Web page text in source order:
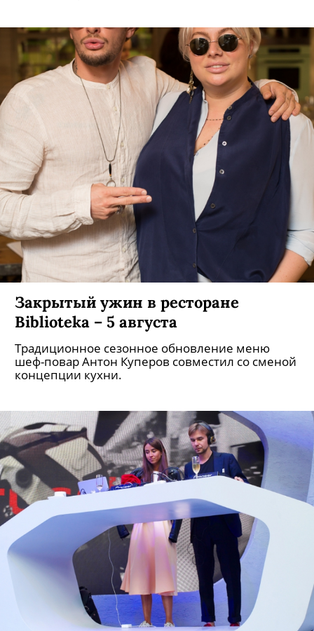
Закрытый ужин в ресторане
Biblioteka – 5 августа
Традиционное сезонное обновление меню
шеф-повар Антон Куперов совместил со сменой
концепции кухни.